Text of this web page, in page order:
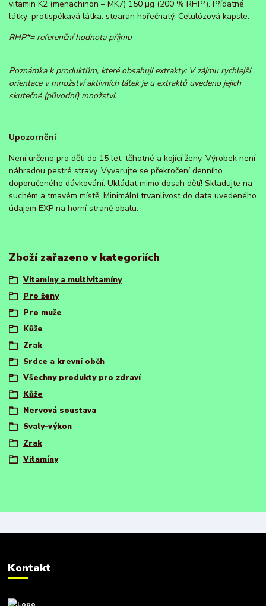
vitamin K2 (menachinon – MK7) 150 µg (200 % RHP*). Přídatné
látky: protispékavá látka: stearan hořečnatý. Celulózová kapsle.
RHP*= referenční hodnota příjmu
Poznámka k produktům, které obsahují extrakty: V zájmu rychlejší
orientace v množství aktivních látek je u extraktů uvedeno jejich
skutečné (původní) množství.
Upozornění
Není určeno pro děti do 15 let, těhotné a kojící ženy. Výrobek není
náhradou pestré stravy. Vyvarujte se překročení denního
doporučeného dávkování. Ukládat mimo dosah dětí! Skladujte na
suchém a tmavém místě. Minimální trvanlivost do data uvedeného
údajem EXP na horní straně obalu.
Zboží zařazeno v kategoriích
Vitamíny a multivitamíny
Pro ženy
Pro muže
Kůže
Zrak
Srdce a krevní oběh
Všechny produkty pro zdraví
Kůže
Nervová soustava
Svaly-výkon
Zrak
Vitamíny
Kontakt